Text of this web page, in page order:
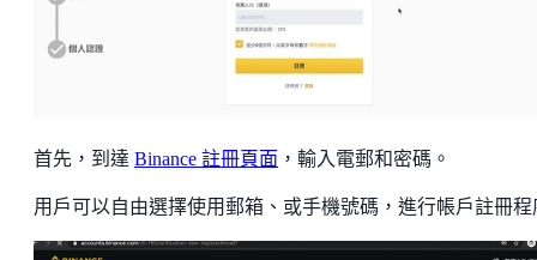
首先，到達 Binance 註冊頁面 ，輸入電郵和密碼。
用戶可以自由選擇使用郵箱、或手機號碼，進行帳戶註冊程